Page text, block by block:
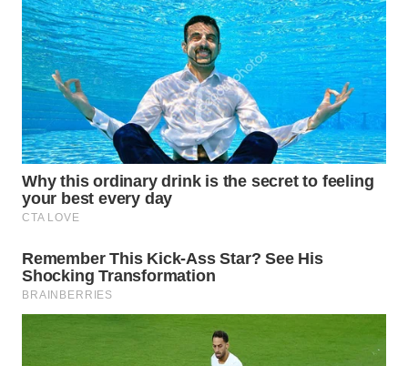
WN
SUBANG
WN
SUKABUMI
WN
PURWAKARTA
WN
TIMUR